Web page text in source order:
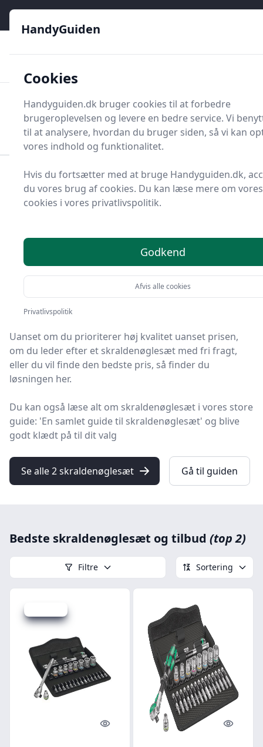
HandyGuiden
Søg nu
Søg nu
Forside Renovering og Byggeri
Værktøj
Håndværktøj
Nøgler og nøglesæt Skraldenøglesæt
og tilbud - top 2
Du er landet på HandyGuiden, hvor du finder de
bedste skraldenøglesæt. Vi har udvalgt 2 produkter til
dig!
Uanset om du prioriterer høj kvalitet uanset prisen,
om du leder efter et skraldenøglesæt med fri fragt,
eller du vil finde den bedste pris, så finder du
løsningen her.
Du kan også læse alt om skraldenøglesæt i vores store
guide: 'En samlet guide til skraldenøglesæt' og blive
godt klædt på til dit valg
Se alle 2 skraldenøglesæt Gå til guiden
Bedste skraldenøglesæt og tilbud (top 2)
Filtre Sortering
Quick look Quick
HandyGuiden
Cookies
Handyguiden.dk bruger cookies til at forbedre
brugeroplevelsen og levere en bedre service. Vi
til at analysere, hvordan du bruger siden, så vi kan
vores indhold og funktionalitet.
Hvis du fortsætter med at bruge Handyguiden.dk,
du vores brug af cookies. Du kan læse mere om
cookies i vores privatlivspolitik.
Godkend
Afvis alle cookies
Privatlivspolitik